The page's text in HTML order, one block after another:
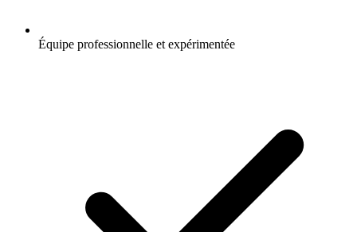
Équipe professionnelle et expérimentée